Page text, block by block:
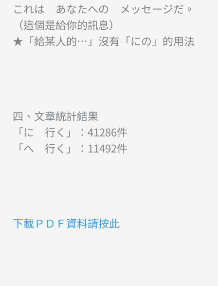
これは あなたへの メッセージだ。
（這個是給你的訊息）
★「給某人的…」沒有「にの」的用法
四、文章統計結果
「に 行く」：41286件
「へ 行く」：11492件
下載ＰＤＦ資料請按此